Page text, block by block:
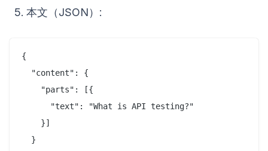
本文（JSON）:
{
  "content": {
    "parts": [{
      "text": "What is API testing?"
    }]
  }